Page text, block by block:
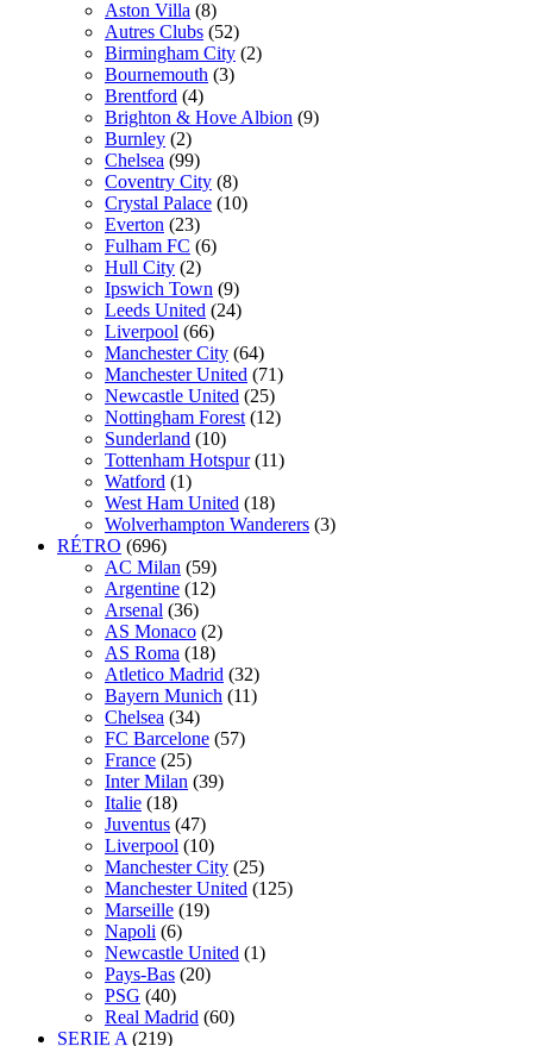
Aston Villa (8)
Autres Clubs (52)
Birmingham City (2)
Bournemouth (3)
Brentford (4)
Brighton & Hove Albion (9)
Burnley (2)
Chelsea (99)
Coventry City (8)
Crystal Palace (10)
Everton (23)
Fulham FC (6)
Hull City (2)
Ipswich Town (9)
Leeds United (24)
Liverpool (66)
Manchester City (64)
Manchester United (71)
Newcastle United (25)
Nottingham Forest (12)
Sunderland (10)
Tottenham Hotspur (11)
Watford (1)
West Ham United (18)
Wolverhampton Wanderers (3)
RÉTRO (696)
AC Milan (59)
Argentine (12)
Arsenal (36)
AS Monaco (2)
AS Roma (18)
Atletico Madrid (32)
Bayern Munich (11)
Chelsea (34)
FC Barcelone (57)
France (25)
Inter Milan (39)
Italie (18)
Juventus (47)
Liverpool (10)
Manchester City (25)
Manchester United (125)
Marseille (19)
Napoli (6)
Newcastle United (1)
Pays-Bas (20)
PSG (40)
Real Madrid (60)
SERIE A (219)